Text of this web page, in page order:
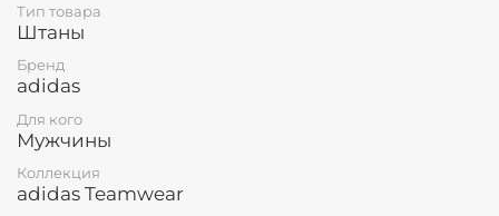
Тип товара
Штаны
Бренд
adidas
Для кого
Мужчины
Коллекция
adidas Teamwear